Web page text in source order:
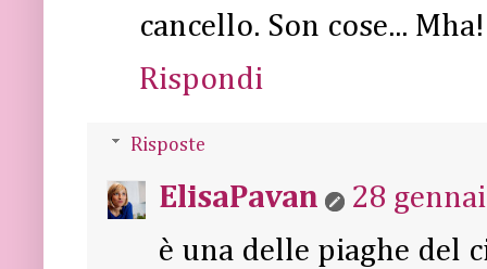
cancello. Son cose...
Rispondi
Risposte
ElisaPavan
28
è una delle piaghe del